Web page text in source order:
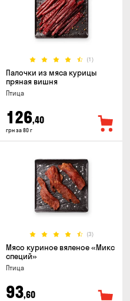
(1)
Палочки из мяса курицы
пряная вишня
Птица
126,40
грн за 80 г
(3)
Мясо куриное вяленое «Микс
специй»
Птица
93,60